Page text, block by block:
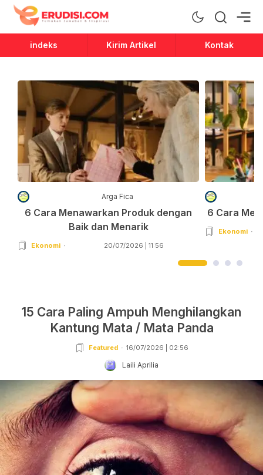
Erudisi
Temukan Jawaban dan Inspirasi
indeks Kirim Artikel Kontak
Arga Fica
6 Cara Menawarkan Produk dengan
Baik dan Menarik
Ekonomi 20/07/2026 | 11:56
6 Cara
Ekonomi
15 Cara Paling Ampuh Menghilangkan
Kantung Mata / Mata Panda
Featured 16/07/2026 | 02:56
Laili Aprilia